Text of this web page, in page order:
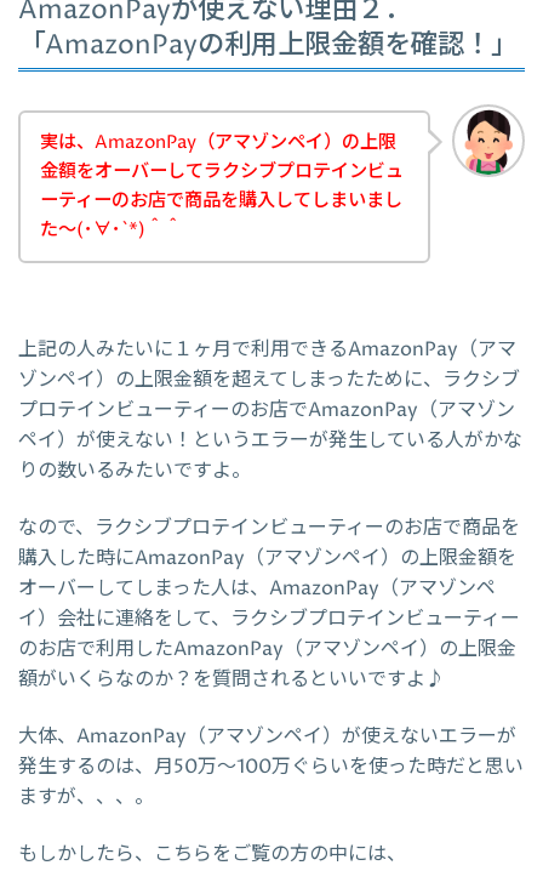
AmazonPayが使えない理由２．
「AmazonPayの利用上限金額を確認！」
実は、AmazonPay（アマゾンペイ）の上限
金額をオーバーしてラクシブプロテインビュ
ーティーのお店で商品を購入してしまいまし
た～(･∀･`*)＾＾
上記の人みたいに１ヶ月で利用できるAmazonPay（アマ
ゾンペイ）の上限金額を超えてしまったために、ラクシブ
プロテインビューティーのお店でAmazonPay（アマゾン
ペイ）が使えない！というエラーが発生している人がかな
りの数いるみたいですよ。
なので、ラクシブプロテインビューティーのお店で商品を
購入した時にAmazonPay（アマゾンペイ）の上限金額を
オーバーしてしまった人は、AmazonPay（アマゾンペ
イ）会社に連絡をして、ラクシブプロテインビューティー
のお店で利用したAmazonPay（アマゾンペイ）の上限金
額がいくらなのか？を質問されるといいですよ♪
大体、AmazonPay（アマゾンペイ）が使えないエラーが
発生するのは、月50万～100万ぐらいを使った時だと思い
ますが、、、。
もしかしたら、こちらをご覧の方の中には、